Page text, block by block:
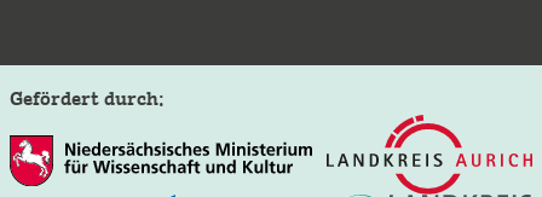
Gefördert durch: